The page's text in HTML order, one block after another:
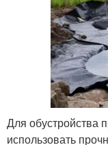
Для обустройства
использовать